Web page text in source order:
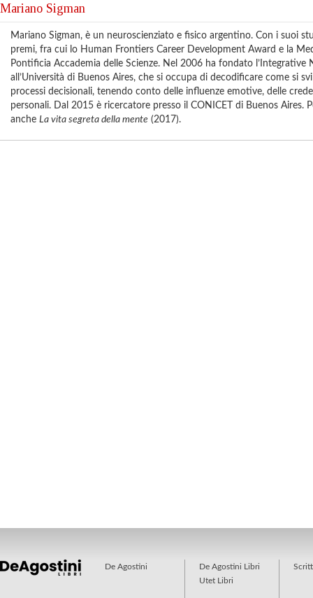
Mariano Sigman
Mariano Sigman, è un neuroscienziato e fisico argentino. Con i suoi
premi, fra cui lo Human Frontiers Career Development Award e la
Pontificia Accademia delle Scienze. Nel 2006 ha fondato l’Integrative
all’Università di Buenos Aires, che si occupa di decodificare come si
processi decisionali, tenendo conto delle influenze emotive, delle
personali. Dal 2015 è ricercatore presso il CONICET di Buenos Aires.
anche La vita segreta della mente (2017).
De Agostini
De Agostini Libri
Utet Libri